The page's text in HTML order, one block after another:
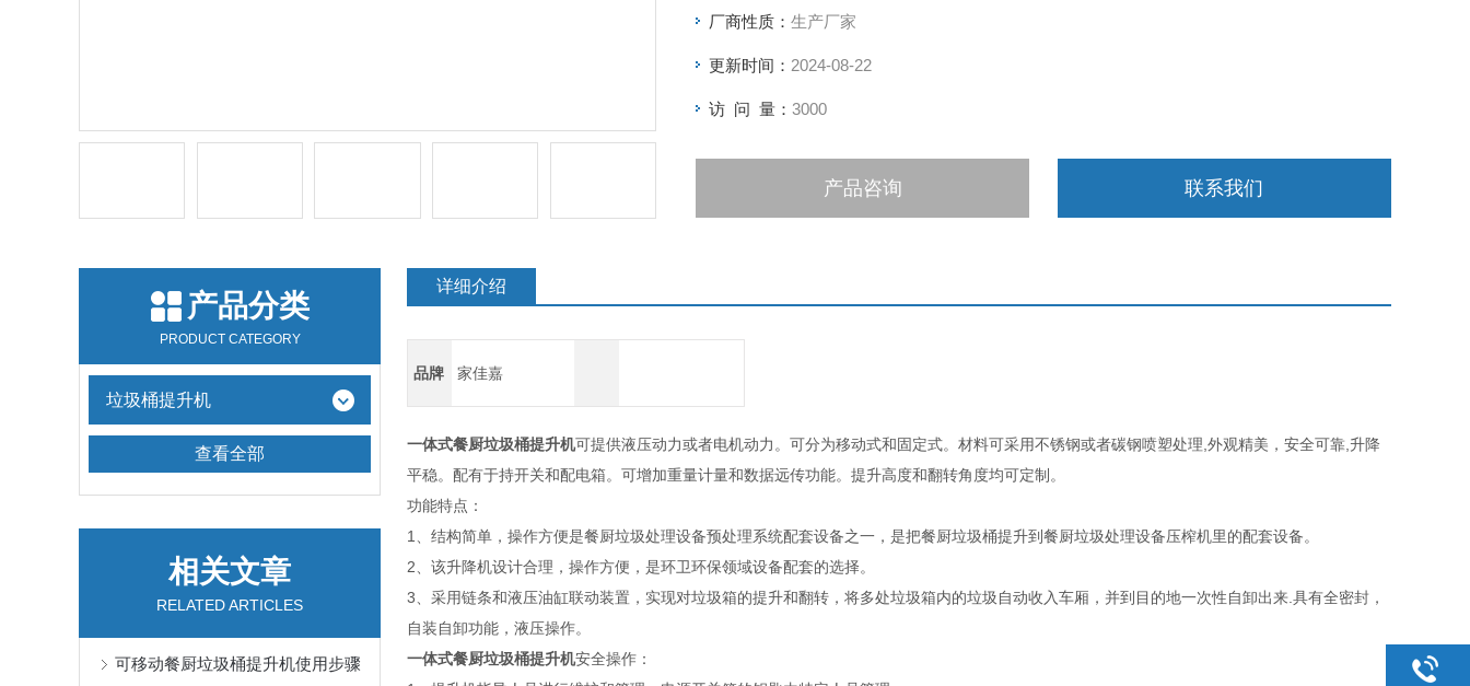
厂商性质： 生产厂家
更新时间： 2024-08-22
访 问 量： 3000
产品咨询 联系我们
产品分类
PRODUCT CATEGORY
垃圾桶提升机
查看全部
相关文章
RELATED ARTICLES
可移动餐厨垃圾桶提升机使用步骤
详细介绍
品牌 家佳嘉
一体式餐厨垃圾桶提升机可提供液压动力或者电机动力。可分为移动式和固定式。材料可采用不锈钢或者碳钢喷塑处理,外观精美，安全可靠,升降
平稳。配有于持开关和配电箱。可增加重量计量和数据远传功能。提升高度和翻转角度均可定制。
功能特点：
1、结构简单，操作方便是餐厨垃圾处理设备预处理系统配套设备之一，是把餐厨垃圾桶提升到餐厨垃圾处理设备压榨机里的配套设备。
2、该升降机设计合理，操作方便，是环卫环保领域设备配套的选择。
3、采用链条和液压油缸联动装置，实现对垃圾箱的提升和翻转，将多处垃圾箱内的垃圾自动收入车厢，并到目的地一次性自卸出来.具有全密封，
自装自卸功能，液压操作。
一体式餐厨垃圾桶提升机安全操作：